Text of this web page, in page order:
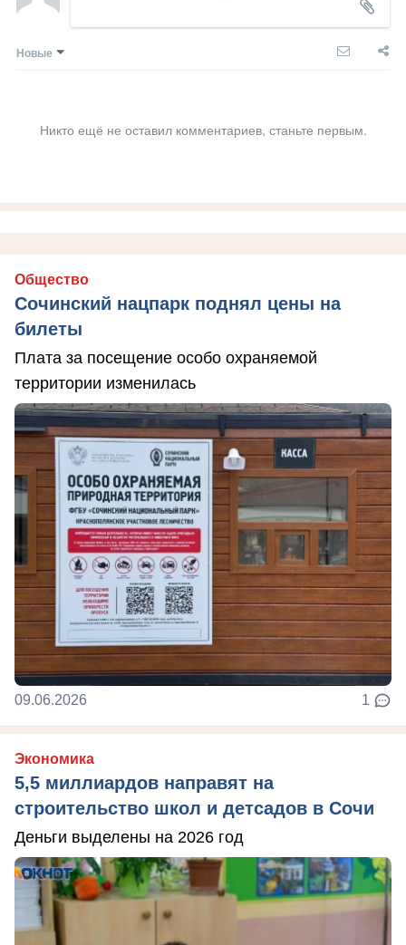
Новые
Никто ещё не оставил комментариев, станьте первым.
Общество
Сочинский нацпарк поднял цены на
билеты
Плата за посещение особо охраняемой
территории изменилась
09.06.2026 1
Экономика
5,5 миллиардов направят на
строительство школ и детсадов в Сочи
Деньги выделены на 2026 год